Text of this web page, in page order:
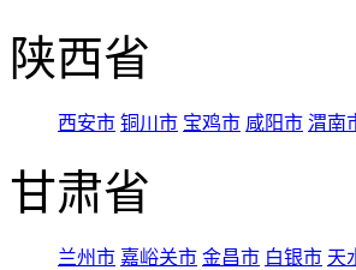
陕西省
西安市 铜川市 宝鸡市 咸阳市 渭南
甘肃省
兰州市 嘉峪关市 金昌市 白银市 天